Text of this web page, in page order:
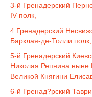
3-й Гренадерский
IV полк,
4 Гренадерский
Барклая-де-Толли полк,
5-й Гренадерский
Николая Репнина ныне
Великой Княгини
6-й Гренад?рский